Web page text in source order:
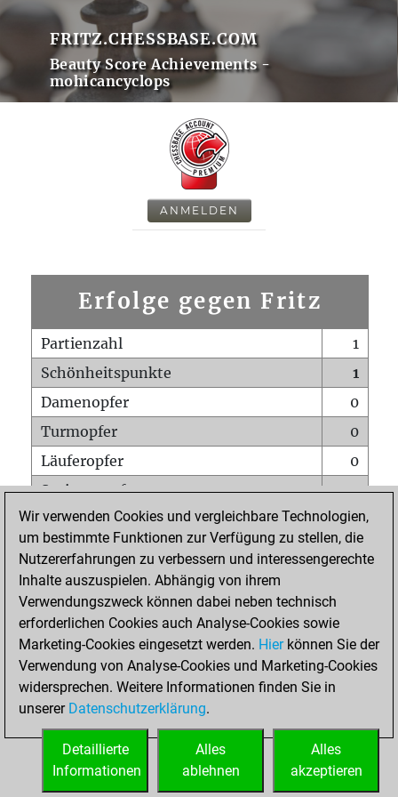
FRITZ.CHESSBASE.COM
Beauty Score Achievements -
mohicancyclops
ANMELDEN
Erfolge gegen Fritz
Partienzahl
1
Schönheitspunkte
1
Damenopfer
0
Turmopfer
0
Läuferopfer
0
Springeropfer
0
Bauernopfer
1
Matt auf vollem Brett
0
Bauer setzt Matt
Erstickte Matts
Unterverwandlungen
0
Türme auf der siebten
0
STARTSEITE
Wir verwenden Cookies und vergleichbare Technologien,
um bestimmte Funktionen zur Verfügung zu stellen, die
Nutzererfahrungen zu verbessern und interessengerechte
Inhalte auszuspielen. Abhängig von ihrem
Verwendungszweck können dabei neben technisch
erforderlichen Cookies auch Analyse-Cookies sowie
Marketing-Cookies eingesetzt werden. Hierkönnen Sie der
Verwendung von Analyse-Cookies und Marketing-Cookies
widersprechen. Weitere Informationen finden Sie in
unserer Datenschutzerklärung.
Alles
akzeptieren
Alles
ablehnen
Detaillierte
Informationen